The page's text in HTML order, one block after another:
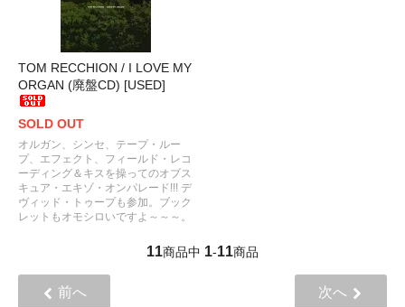
TOM RECCHION / I LOVE MY
ORGAN (廃盤CD) [USED]
SOLD OUT
オルガン、シンセ、テープ・ルー
プ、エフェクト、フィールド・レコ
ーディング＆キスを操ってのオブス
キュア・エキゾ・オンパレード!!! デ
ヴィッド・トゥープも参加。ブック
レットもオモシロいですよ～～～。
11商品中 1-11商品
前へ 次へ